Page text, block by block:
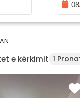
e kërkimit 1